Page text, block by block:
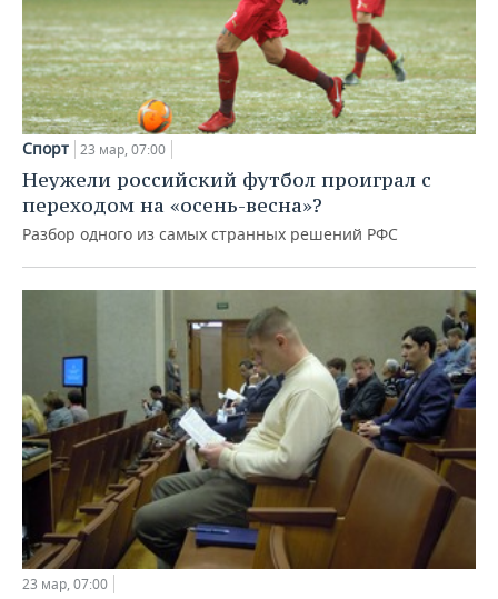
ХОККЕЙ С МЯЧОМ
ПРОИСШЕСТВИЯ
Спорт 23 мар, 07:00
Неужели российский футбол проиграл с
переходом на «осень-весна»?
Разбор одного из самых странных решений РФС
23 мар, 07:00